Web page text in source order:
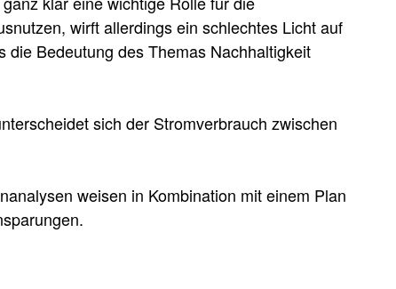
wirft allerdings ein schlechtes Licht auf
Bedeutung des Themas Nachhaltigkeit
sich der Stromverbrauch zwischen
weisen in Kombination mit einem Plan